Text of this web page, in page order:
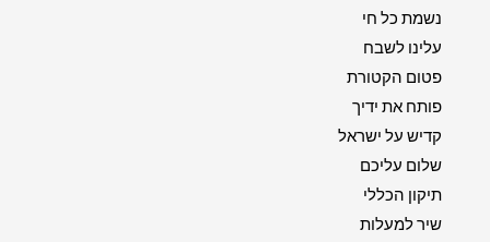
נשמת כל חי
עלינו לשבח
פטום הקטורת
פותח את ידיך
קדיש על ישראל
שלום עליכם
תיקון הכללי
שיר למעלות